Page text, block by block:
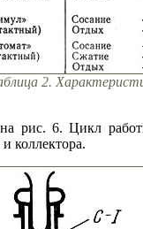
2.
рис. 6. Цикл
коллектора.